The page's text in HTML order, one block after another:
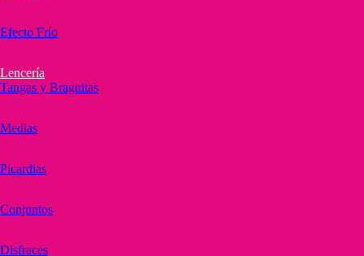
Efecto Frío
Lencería
Tangas y Braguitas
Medias
Picardias
Conjuntos
Disfraces